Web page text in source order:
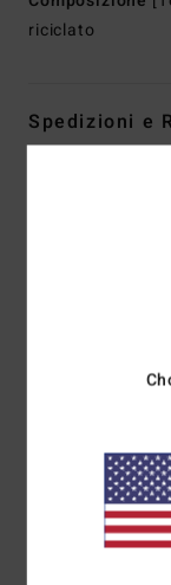
riciclato
Spedizioni e
Il 100%
Comfort
4.0